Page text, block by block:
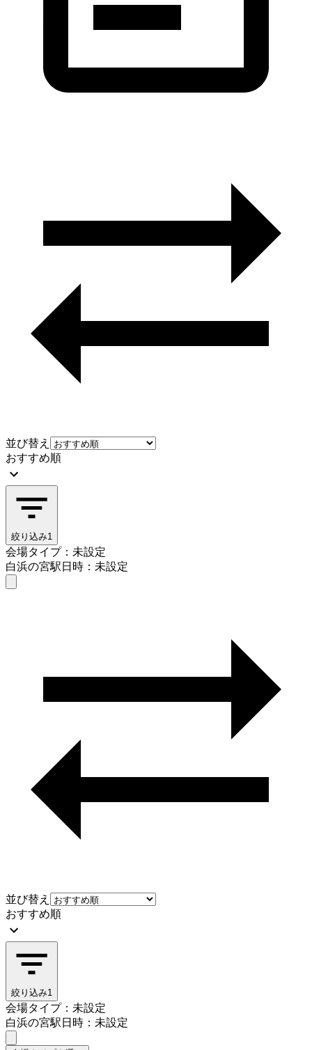
並び替え
おすすめ順
絞り込み1
会場タイプ：未設定
白浜の宮駅日時：未設定
並び替え
おすすめ順
絞り込み1
会場タイプ：未設定
白浜の宮駅日時：未設定